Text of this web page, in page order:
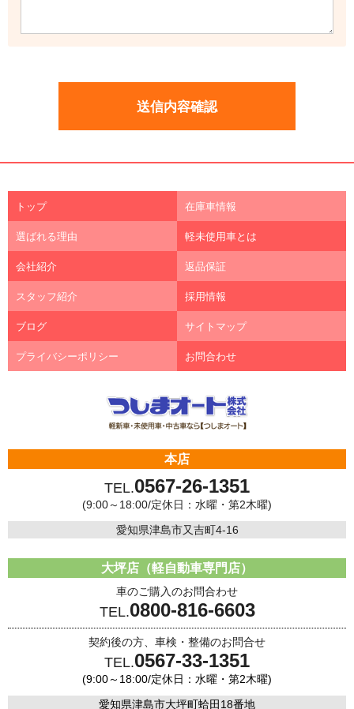
トップ 在庫車情報
選ばれる理由 軽未使用車とは
会社紹介 返品保証
スタッフ紹介 採用情報
ブログ サイトマップ
プライバシーポリシー お問合わせ
本店
TEL.0567-26-1351
(9:00～18:00/定休日：水曜・第2木曜)
愛知県津島市又吉町4-16
大坪店（軽自動車専門店）
車のご購入のお問合わせ
TEL.0800-816-6603
契約後の方、車検・整備のお問合せ
TEL.0567-33-1351
(9:00～18:00/定休日：水曜・第2木曜)
愛知県津島市大坪町蛤田18番地